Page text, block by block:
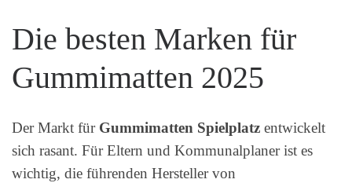
Die besten Marken für
Gummimatten 2025
Der Markt für Gummimatten Spielplatz entwickelt
sich rasant. Für Eltern und Kommunalplaner ist es
wichtig, die führenden Hersteller von